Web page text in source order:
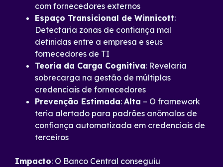
com fornecedores externos
Espaço Transicional de Winnicott:
Detectaria zonas de confiança mal
definidas entre a empresa e seus
fornecedores de TI
Teoria da Carga Cognitiva: Revelaria
sobrecarga na gestão de múltiplas
credenciais de fornecedores
Prevenção Estimada: Alta – O framework
teria alertado para padrões anômalos de
confiança automatizada em credenciais de
terceiros
Impacto: O Banco Central conseguiu